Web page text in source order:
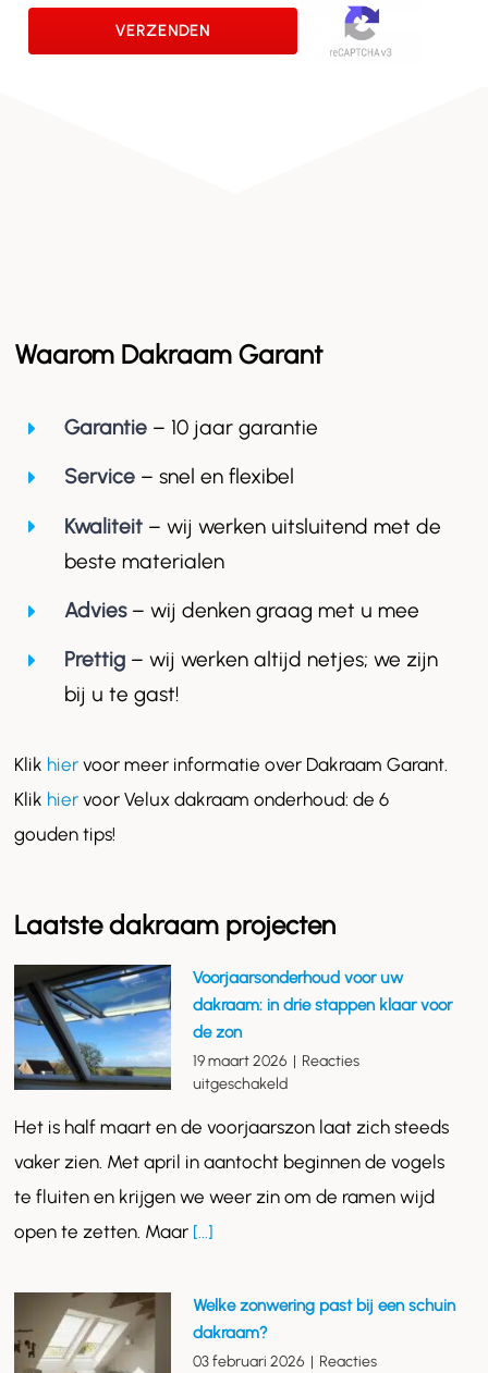
Waarom Dakraam Garant
Garantie– 10 jaar garantie
Service – snel en flexibel
Kwaliteit– wij werken uitsluitend met de
beste materialen
Advies– wij denken graag met u mee
Prettig– wij werken altijd netjes; we zijn
bij u te gast!
Klik hier voor meer informatie over Dakraam Garant.
Klik hier voor Velux dakraam onderhoud: de 6
gouden tips!
Laatste dakraam projecten
Voorjaarsonderhoud voor uw
dakraam: in drie stappen klaar voor
de zon
19 maart 2026 | Reacties
uitgeschakeld
voor
dakraam:
in
de
Het is half maart en de voorjaarszon laat zich steeds
vaker zien. Met april in aantocht beginnen de vogels
te fluiten en krijgen we weer zin om de ramen wijd
open te zetten. Maar [...]
Welke zonwering past bij een schuin
dakraam?
03 februari 2026 | Reacties